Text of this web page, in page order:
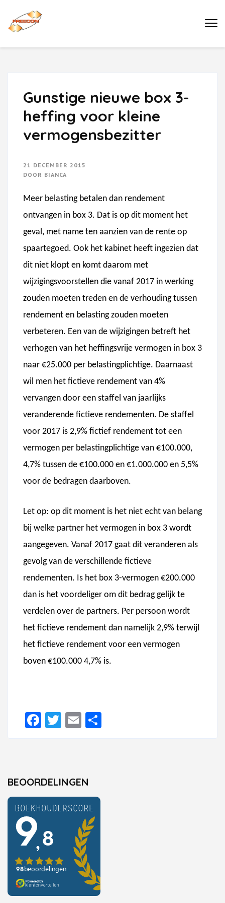
naar
Gunstige nieuwe box 3-
heffing voor kleine
vermogensbezitter
21 DECEMBER 2015
DOOR BIANCA
Meer belasting betalen dan rendement
ontvangen in box 3. Dat is op dit moment het
geval, met name ten aanzien van de rente op
spaartegoed. Ook het kabinet heeft ingezien dat
dit niet klopt en komt daarom met
wijzigingsvoorstellen die vanaf 2017 in werking
zouden moeten treden en de verhouding tussen
rendement en belasting zouden moeten
verbeteren. Een van de wijzigingen betreft het
verhogen van het heffingsvrije vermogen in box 3
naar €25.000 per belastingplichtige. Daarnaast
wil men het fictieve rendement van 4%
vervangen door een staffel van jaarlijks
veranderende fictieve rendementen. De staffel
voor 2017 is 2,9% fictief rendement tot een
vermogen per belastingplichtige van €100.000,
4,7% tussen de €100.000 en €1.000.000 en 5,5%
voor de bedragen daarboven.
Let op: op dit moment is het niet echt van belang
bij welke partner het vermogen in box 3 wordt
aangegeven. Vanaf 2017 gaat dit veranderen als
gevolg van de verschillende fictieve
rendementen. Is het box 3-vermogen €200.000
dan is het voordeliger om dit bedrag gelijk te
verdelen over de partners. Per persoon wordt
het fictieve rendement dan namelijk 2,9% terwijl
het fictieve rendement voor een vermogen
boven €100.000 4,7% is.
Facebook
Twitter
Email
BEOORDELINGEN